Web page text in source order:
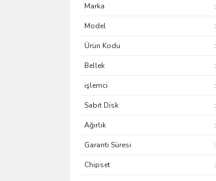
Marka :
Model :
Ürün Kodu :
Bellek :
işlemci :
Sabit Disk :
Ağırlık :
Garanti Süresi :
Chipset :